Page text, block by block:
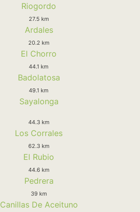
Riogordo
27.5 km
Ardales
20.2 km
El Chorro
44.1 km
Badolatosa
49.1 km
Sayalonga
44.3 km
Los Corrales
62.3 km
El Rubio
44.6 km
Pedrera
39 km
Canillas De Aceituno